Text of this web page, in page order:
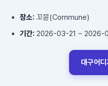
장소: 꼬뮨(Commune)
기간: 2026-03-21 ~ 2026-
대구어디